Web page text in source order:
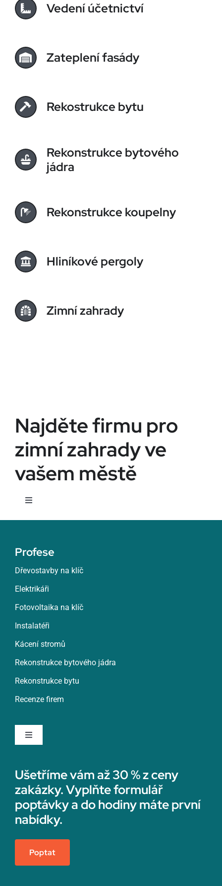
Vedení účetnictví
Zateplení fasády
Rekostrukce bytu
Rekonstrukce bytového
jádra
Rekonstrukce koupelny
Hliníkové pergoly
Zimní zahrady
Najděte firmu pro
zimní zahrady ve
vašem městě
Toggle
Žďár nad Sázavou
Zlín
Znojmo
Roztoky
Rychnov nad Kněžnou
Rýmařov
Sedlčany
Semily
Profese
Dřevostavby na klíč
Elektrikáři
Fotovoltaika na klíč
Instalatéři
Kácení stromů
Rekonstrukce bytového jádra
Rekonstrukce bytu
Recenze firem
Toggle
Sádrokartonáři
Topenáři
Vedení účetnictví
Ušetříme vám až 30 % z ceny
zakázky. Vyplňte formulář
poptávky a do hodiny máte první
nabídky.
Poptat